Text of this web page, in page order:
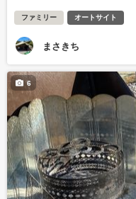
ファミリー オートサイト
まさきち
6